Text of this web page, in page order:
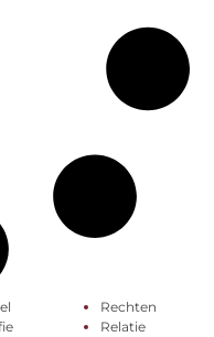
Rechten
Relatie